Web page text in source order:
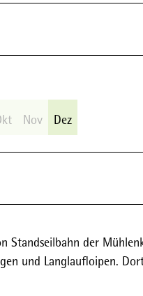
Nov Dez
Standseilbahn der
und Langlaufloipen.